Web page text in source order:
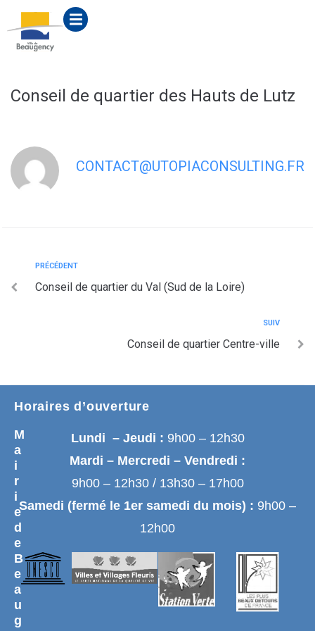
principal
Conseil de quartier des Hauts de Lutz
CONTACT@UTOPIACONSULTING.FR
PRÉCÉDENT
Conseil de quartier du Val (Sud de la Loire)
SUIV
Conseil de quartier Centre-ville
M
a
i
r
i
e
d
e
B
e
a
u
g
Horaires d’ouverture
Lundi – Jeudi : 9h00 – 12h30
Mardi – Mercredi – Vendredi :
9h00 – 12h30 / 13h30 – 17h00
Samedi (fermé le 1er samedi du mois) : 9h00 –
12h00